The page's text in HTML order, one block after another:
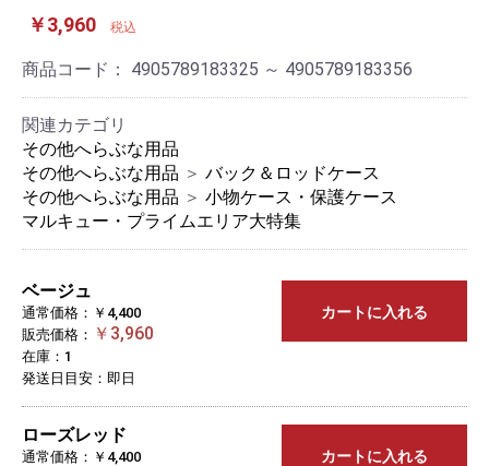
￥3,960 税込
商品コード： 4905789183325 ～ 4905789183356
関連カテゴリ
その他へらぶな用品
その他へらぶな用品 ＞ バック＆ロッドケース
その他へらぶな用品 ＞ 小物ケース・保護ケース
マルキュー・プライムエリア大特集
ベージュ
通常価格：￥4,400
販売価格： ￥3,960
在庫：1
発送日目安：即日
カートに入れる
ローズレッド
通常価格：￥4,400
カートに入れる